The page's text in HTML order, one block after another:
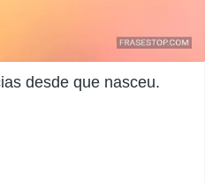
desde que nasceu.